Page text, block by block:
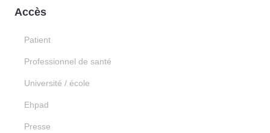
Accès
Patient
Professionnel de santé
Université / école
Ehpad
Presse